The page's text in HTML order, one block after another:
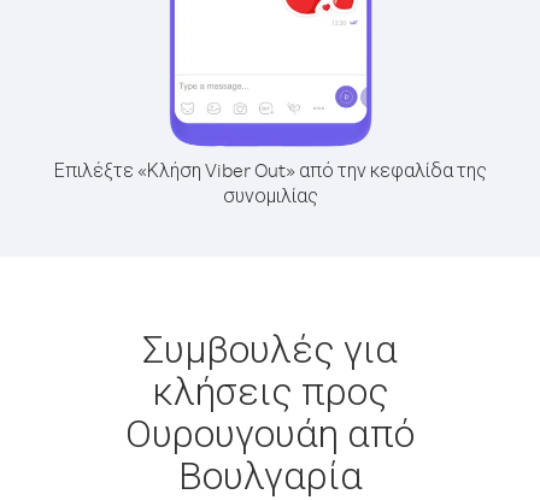
Επιλέξτε «Κλήση Viber Out» από την κεφαλίδα της
συνομιλίας
Συμβουλές για
κλήσεις προς
Ουρουγουάη από
Βουλγαρία